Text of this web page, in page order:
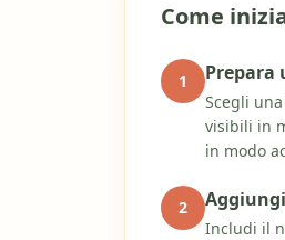
Come
1 Prepara
Scegli
visibili in
in modo
2
Includi il